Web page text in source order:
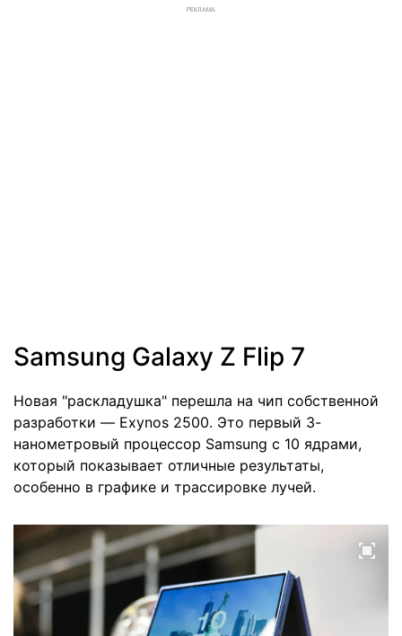
РЕКЛАМА
Samsung Galaxy Z Flip 7
Новая "раскладушка" перешла на чип собственной
разработки — Exynos 2500. Это первый 3-
нанометровый процессор Samsung с 10 ядрами,
который показывает отличные результаты,
особенно в графике и трассировке лучей.